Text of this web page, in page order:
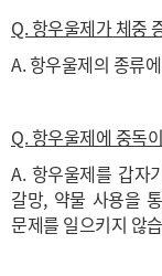
Q. 항우울제가 체중
A. 항우울제의 종류
Q. 항우울제에 중독
A. 항우울제를 갑자
갈망, 약물 사용을
문제를 일으키지 않